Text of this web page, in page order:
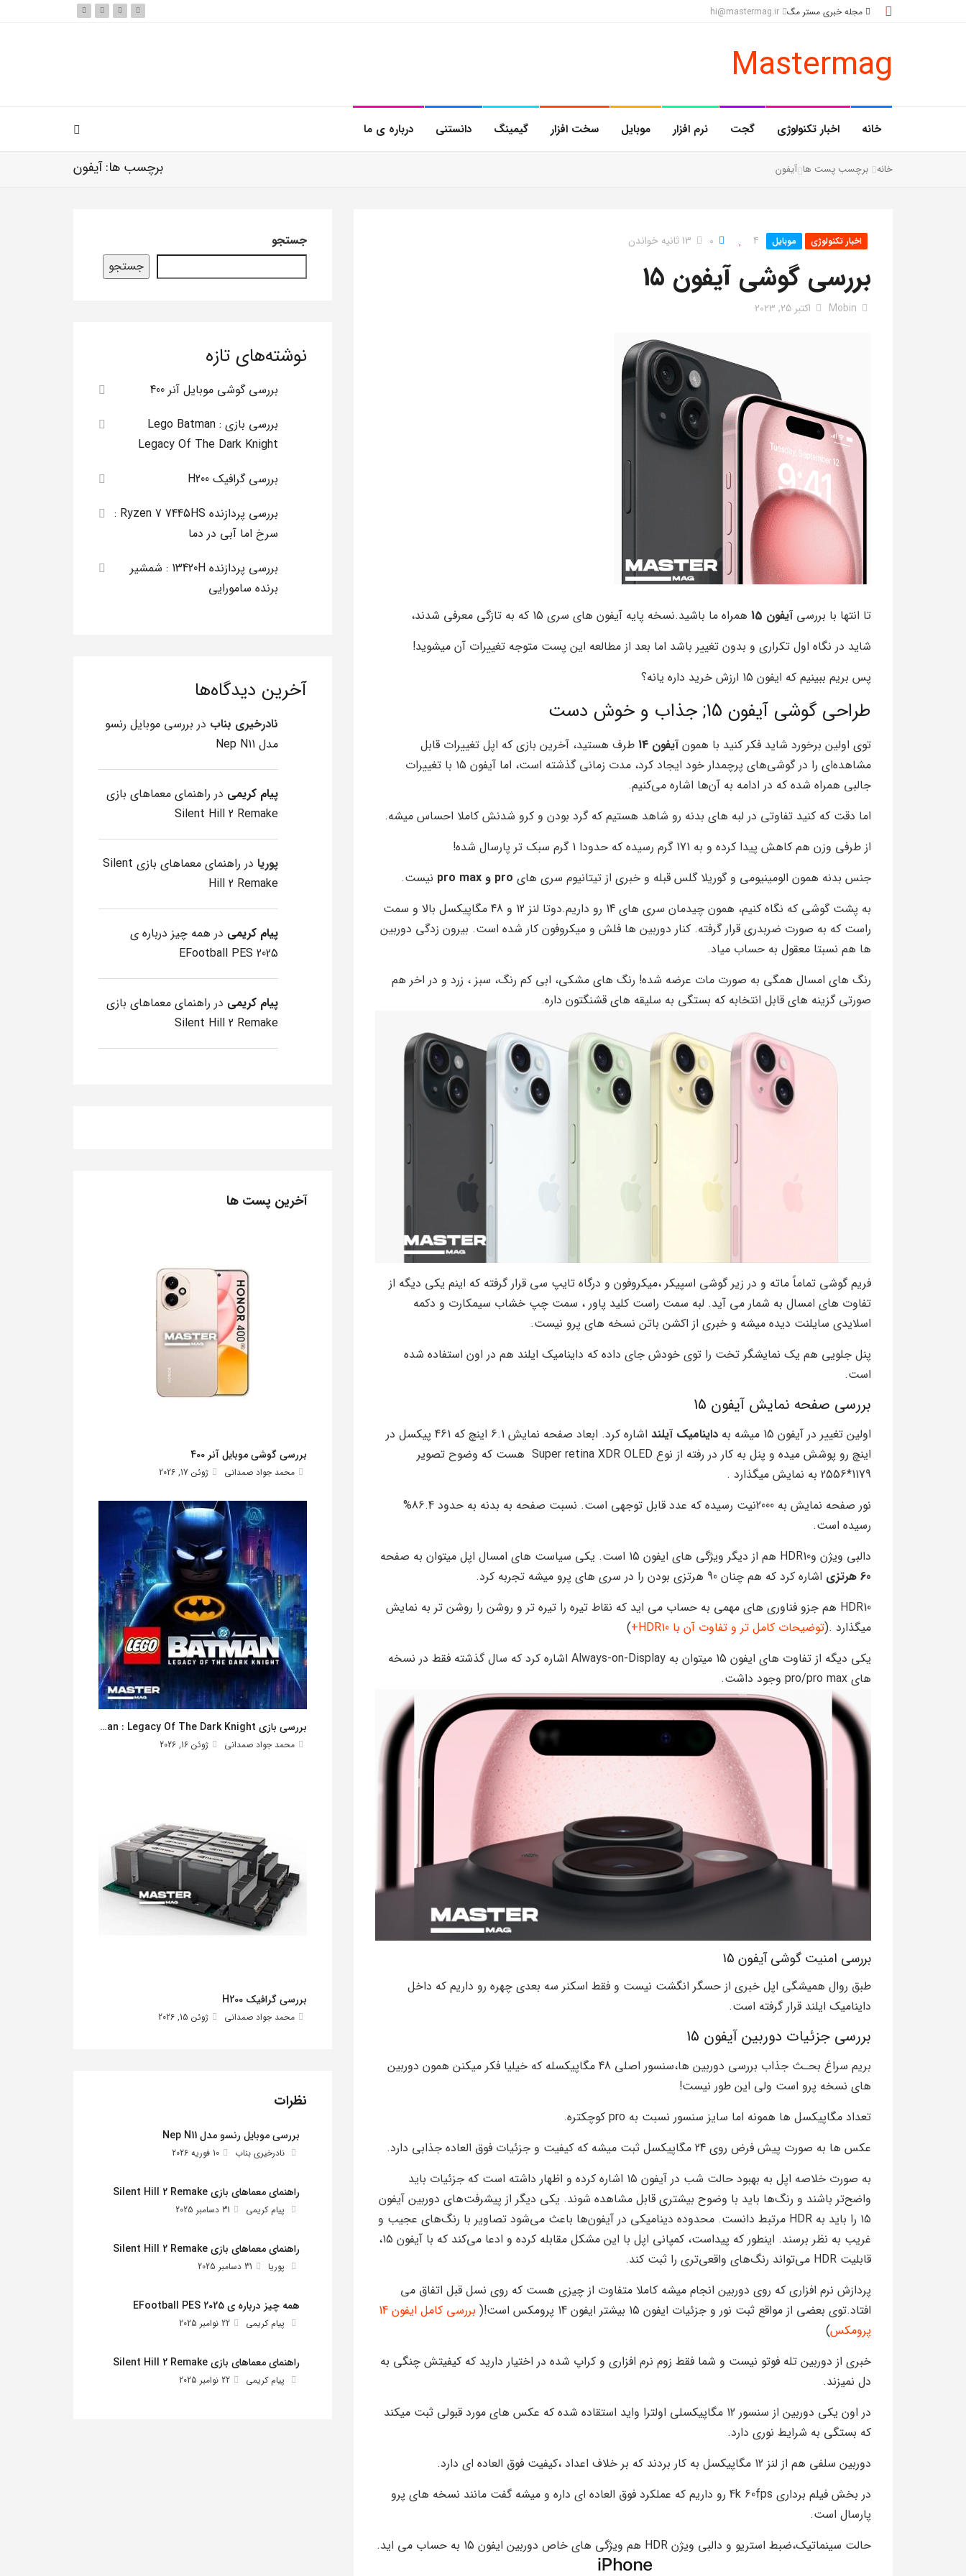
مجله خبری مستر مگ
Mastermag
خانه اخبار تکنولوژی گجت نرم افزار موبایل سخت افزار گیمینگ دانستنی درباره ی ما
برچسب ها: آیفون خانه برچسب پست ها آیفون
اخبار تکنولوژی موبایل 4
0 13 ثانیه خواندن
بررسی گوشی آیفون 15
Mobin اکتبر 25, 2023
تا انتها با بررسیآیفون 15
همراه ما باشید.نسخه پایه آیفون های سری 15 که به تازگی معرفی شدند،
شاید در نگاه اول تکراری و بدون تغییر باشد اما بعد از مطالعه این پست متوجه تغییرات آن میشوید!
پس بریم ببینیم که ایفون 15 ارزش خرید داره یانه؟
طراحی گوشی آیفون 15; جذاب و خوش دست
توی اولین برخورد شاید فکر کنید با همونآیفون 14
طرف هستید، آخرین بازی که اپل تغییرات قابل
مشاهده‌ای را در گوشی‌های پرچمدار خود ایجاد کرد، مدت زمانی گذشته است، اما آیفون ۱۵ با تغییرات
جالبی همراه شده که در ادامه به آن‌ها اشاره می‌کنیم.
اما دقت که کنید تفاوتی در لبه های بدنه رو شاهد هستیم که گرد بودن و کرو شدنش کاملا احساس میشه.
از طرفی وزن هم کاهش پیدا کرده و به 171 گرم رسیده که حدودا 1 گرم سبک تر پارسال شده!
جنس بدنه همون الومینیومی و گوریلا گلس قبله و خبری از تیتانیوم سری های pro و pro max
نیست.
به پشت گوشی که نگاه کنیم، همون چیدمان سری های 14 رو داریم.دوتا لنز 12 و 48 مگاپیکسل بالا و سمت
راست که به صورت ضربدری قرار گرفته. کنار دوربین ها فلش و میکروفون کار شده است. بیرون زدگی دوربین
ها هم نسبتا معقول به حساب میاد.
رنگ های امسال همگی به صورت مات عرضه شده! رنگ های مشکی، ابی کم رنگ، سبز ، زرد و در اخر هم
صورتی گزینه های قابل انتخابه که بستگی به سلیقه های قشنگتون داره.
فریم گوشی تماماً ماته و در زیر گوشی اسپیکر ،میکروفون و درگاه تایپ سی قرار گرفته که اینم یکی دیگه از
تفاوت های امسال به شمار می آید. لبه سمت راست کلید پاور ، سمت چپ خشاب سیمکارت و دکمه
اسلایدی سایلنت دیده میشه و خبری از اکشن باتن نسخه های پرو نیست.
پنل جلویی هم یک نمایشگر تخت را توی خودش جای داده که داینامیک ایلند هم در اون استفاده شده
است.
بررسی صفحه نمایش آیفون 15
اولین تغییر در آیفون 15 میشه به داینامیک آیلند
اشاره کرد. ابعاد صفحه نمایش 6.1 اینچ که 461 پیکسل در
اینچ رو پوشش میده و پنل به کار در رفته از نوع Super retina XDR OLED هست که وضوح تصویر
1179*2556 به نمایش میگذارد .
نور صفحه نمایش به 2000نیت رسیده که عدد قابل توجهی است. نسبت صفحه به بدنه به حدود 86.4%
رسیده است.
دالبی ویژن وHDR10 هم از دیگر ویژگی های ایفون 15 است. یکی سیاست های امسال اپل میتوان به صفحه
60 هرتزی
اشاره کرد که هم چنان 90 هرتزی بودن را در سری های پرو میشه تجربه کرد.
HDR10 هم جزو فناوری های مهمی به حساب می اید که نقاط تیره را تیره تر و روشن را روشن تر به نمایش
میگذارد .(توضیحات کامل تر و تفاوت آن با HDR10+
)
یکی دیگه از تفاوت های ایفون 15 میتوان به Always-on-Display اشاره کرد که سال گذشته فقط در نسخه
های pro/pro max وجود داشت.
بررسی امنیت گوشی آیفون 15
طبق روال همیشگی اپل خبری از حسگر انگشت نیست و فقط اسکنر سه بعدی چهره رو داریم که داخل
داینامیک ایلند قرار گرفته است.
بررسی جزئیات دوربین آیفون 15
بریم سراغ بحـث جذاب بررسی دوربین ها،سنسور اصلی 48 مگاپیکسله که خیلیا فکر میکنن همون دوربین
های نسخه پرو است ولی این طور نیست!
تعداد مگاپیکسل ها همونه اما سایز سنسور نسبت به pro کوچکتره.
عکس ها به صورت پیش فرض روی 24 مگاپیکسل ثبت میشه که کیفیت و جزئیات فوق العاده جذابی دارد.
به صورت خلاصه اپل به بهبود حالت شب در آیفون ۱۵ اشاره کرده و اظهار داشته است که جزئیات باید
واضح‌تر باشند و رنگ‌ها باید با وضوح بیشتری قابل مشاهده شوند. یکی دیگر از پیشرفت‌های دوربین آیفون
۱۵ را باید به HDR مرتبط دانست. محدوده دینامیکی در آیفون‌ها باعث می‌شود تصاویر با رنگ‌های عجیب و
غریب به نظر برسند. اینطور که پیداست، کمپانی اپل با این مشکل مقابله کرده و ادعا می‌کند که با آیفون ۱۵،
قابلیت HDR می‌تواند رنگ‌های واقعی‌تری را ثبت کند.
پردازش نرم افزاری که روی دوربین انجام میشه کاملا متفاوت از چیزی هست که روی نسل قبل اتفاق می
افتاد.توی بعضی از مواقع ثبت نور و جزئیات ایفون 15 بیشتر ایفون 14 پرومکس است!(
بررسی کامل ایفون 14
پرومکس)
خبری از دوربین تله فوتو نیست و شما فقط زوم نرم افزاری و کراپ شده در اختیار دارید که کیفیتش چنگی به
دل نمیزند.
در اون یکی دوربین از سنسور 12 مگاپیکسلی اولترا واید استقاده شده که عکس های مورد قبولی ثبت میکند
که بستگی به شرایط نوری دارد.
دوربین سلفی هم از لنز 12 مگاپیکسل به کار بردند که بر خلاف اعداد ،کیفیت فوق العاده ای دارد.
در بخش فیلم برداری 4k 60fps رو داریم که عملکرد فوق العاده ای داره و میشه گفت مانند نسخه های پرو
پارسال است.
حالت سینماتیک،ضبط استریو و دالبی ویژن HDR هم ویژگی های خاص دوربین ایفون 15 به حساب می اید.
جستجو
جستجو
نوشته‌های تازه
بررسی گوشی موبایل آنر 400
بررسی بازی Lego Batman :
Legacy Of The Dark Knight
بررسی گرافیک H200
بررسی پردازنده Ryzen 7 7445HS :
سرخ اما آبی در دما
بررسی پردازنده 13420H : شمشیر
برنده سامورایی
آخرین دیدگاه‌ها
نادرخیری بناب در بررسی موبایل رنسو
مدل Nep N11
پیام کریمی در راهنمای معماهای بازی
Silent Hill 2 Remake
پوریا در
راهنمای معماهای بازی Silent
Hill 2 Remake
پیام کریمی در همه چیز درباره ی
EFootball PES 2025
پیام کریمی در راهنمای معماهای بازی
Silent Hill 2 Remake
آخرین پست ها
بررسی گوشی موبایل آنر 400
محمد جواد صمدانی ژوئن 17, 2026
بررسی بازی Lego Batman : Legacy Of The Dark Knight
محمد جواد صمدانی ژوئن 16, 2026
بررسی گرافیک H200
محمد جواد صمدانی ژوئن 15, 2026
نظرات
بررسی موبایل رنسو مدل Nep N11
نادرخیری بناب 10 فوریه 2026
راهنمای معماهای بازی Silent Hill 2 Remake
پیام کریمی 31 دسامبر 2025
راهنمای معماهای بازی Silent Hill 2 Remake
پوریا 31 دسامبر 2025
همه چیز درباره ی EFootball PES 2025
پیام کریمی 22 نوامبر 2025
راهنمای معماهای بازی Silent Hill 2 Remake
پیام کریمی 22 نوامبر 2025